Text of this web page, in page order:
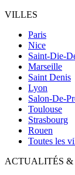
VILLES
Paris
Nice
Saint-Die-
Marseille
Saint Denis
Lyon
Salon-De-
Toulouse
Strasbourg
Rouen
Toutes les
ACTUALITÉS &